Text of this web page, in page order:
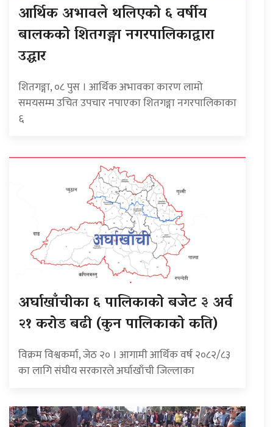
आर्थिक अभावले थलिएको ६ वर्षीय
बालकको शितगङ्गा नगरपालिकाद्वारा
उद्धार
शितगङ्गा, ०८ पुस । आर्थिक अभावका कारण लामो
समयसम्म उचित उपचार नपाएका शितगङ्गा नगरपालिकाका
६
अर्घाखाँचीका ६ पालिकाको बजेट ३ अर्व
२१ करोड बढी (कुन पालिकाको कति)
विक्रम विश्वकर्मा, जेठ २० । आगामी आर्थिक वर्ष २०८२/८३
का लागि संघीय सरकारले अर्घाखाँची जिल्लाका